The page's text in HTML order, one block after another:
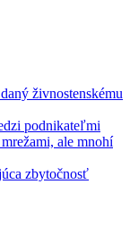
živnostenskému
podnikateľmi
ale mnohí
zbytočnosť